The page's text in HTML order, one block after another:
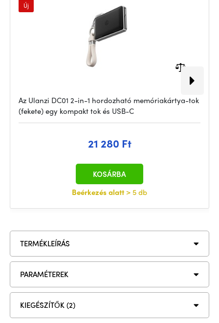
Új
Az Ulanzi DC01 2-in-1 hordozható memóriakártya-tok
(fekete) egy kompakt tok és USB-C
21 280 Ft
Beérkezés alatt> 5 db
KOSÁRBA
TERMÉKLEÍRÁS
PARAMÉTEREK
KIEGÉSZÍTŐK (2)